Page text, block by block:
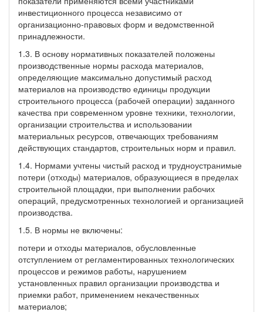
инвестиционного процесса независимо от
организационно-правовых форм и ведомственной
принадлежности.
1.3. В основу нормативных показателей положены
производственные нормы расхода материалов,
определяющие максимально допустимый расход
материалов на производство единицы продукции
строительного процесса (рабочей операции) заданного
качества при современном уровне техники, технологии,
организации строительства и использовании
материальных ресурсов, отвечающих требованиям
действующих стандартов, строительных норм и правил.
1.4. Нормами учтены чистый расход и трудноустранимые
потери (отходы) материалов, образующиеся в пределах
строительной площадки, при выполнении рабочих
операций, предусмотренных технологией и организацией
производства.
1.5. В нормы не включены:
потери и отходы материалов, обусловленные
отступлением от регламентированных технологических
процессов и режимов работы, нарушением
установленных правил организации производства и
приемки работ, применением некачественных
материалов;